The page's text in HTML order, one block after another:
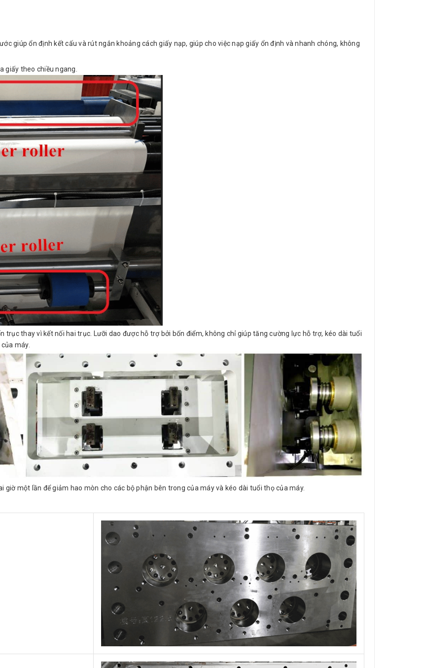
giúp ổn định kết cấu và rút ngắn khoảng cách giấy nạp, giúp cho việc nạp giấy ổn định và nhanh chóng, không
giấy theo chiều ngang.
trục thay vì kết nối hai trục. Lưỡi dao được hỗ trợ bởi bốn điểm, không chỉ giúp tăng cường lực hỗ trợ, kéo dài tuổi
máy.
giờ một lần để giảm hao mòn cho các bộ phận bên trong của máy và kéo dài tuổi thọ của máy.